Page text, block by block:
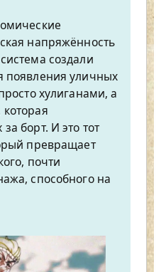
напряжённость
создали
появления уличных
хулиганами, а
борт. И это тот
превращает
почти
способного на